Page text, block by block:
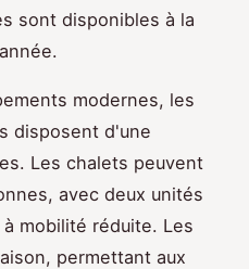
sont disponibles à la
modernes, les
disposent d'une
Les chalets peuvent
avec deux unités
mobilité réduite. Les
permettant aux